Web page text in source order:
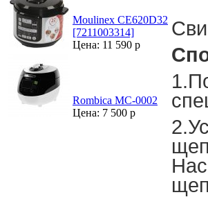
Moulinex CE620D32
[7211003314]
Цена: 11 590 р
Rombica MC-0002
Цена: 7 500 р